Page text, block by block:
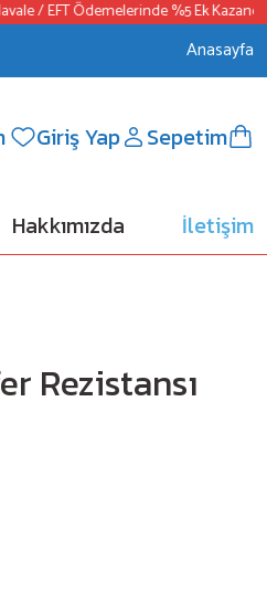
/ EFT Ödemelerinde %5 Ek Kazanç
Anasayfa
Giriş Yap Sepetim
Hakkımızda İletişim
Rezistansı